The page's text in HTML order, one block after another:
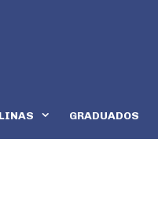
GRADUADOS